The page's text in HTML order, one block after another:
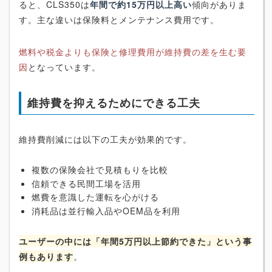
ると、CLS350は年間で約15万円以上高い傾向がありま
す。主な違いは保険料とメンテナンス費用です。
燃料や税金よりも保険と修理費用が維持費の差を生む要
因 となっています。
維持費を抑えるためにできる工夫
維持費削減には以下の工夫が効果的です。
複数の保険会社で見積もりを比較
信頼できる民間工場を活用
燃費を意識した運転を心がける
消耗品は並行輸入品やOEM品を利用
ユーザーの中には「年間5万円以上節約できた」という事
例もあります。